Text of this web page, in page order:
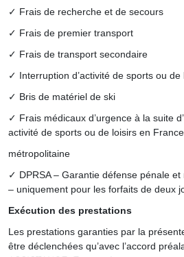
✓ Frais de recherche et de secours
✓ Frais de premier transport
✓ Frais de transport secondaire
✓ Interruption d’activité de sports ou de
✓ Bris de matériel de ski
✓ Frais médicaux d’urgence à la suite
activité de sports ou de loisirs en France
métropolitaine
✓ DPRSA – Garantie défense pénale
– uniquement pour les forfaits de deux
Exécution des prestations
Les prestations garanties par la
être déclenchées qu’avec l’accord